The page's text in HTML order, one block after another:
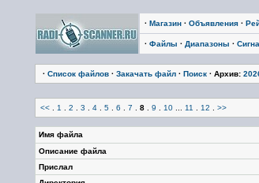
· Магазин· Объявления·
· Файлы · Диапазоны ·
· Список файлов· Закачать файл· Поиск· Архив:
<<. 1 2 3 4. 5. 6 7 8. 9 10... 11 12 >>
Имя файла
Описание файла
Прислал